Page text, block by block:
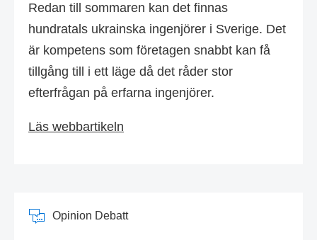
Redan till sommaren kan det finnas
hundratals ukrainska ingenjörer i Sverige. Det
är kompetens som företagen snabbt kan få
tillgång till i ett läge då det råder stor
efterfrågan på erfarna ingenjörer.
Läs webbartikeln
Opinion Debatt